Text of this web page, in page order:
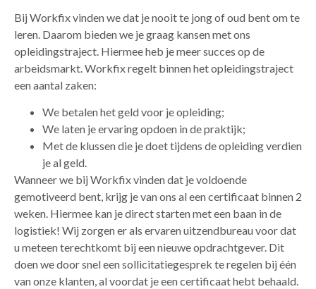
Bij Workfix vinden we dat je nooit te jong of oud bent om te
leren. Daarom bieden we je graag kansen met ons
opleidingstraject. Hiermee heb je meer succes op de
arbeidsmarkt. Workfix regelt binnen het opleidingstraject
een aantal zaken:
We betalen het geld voor je opleiding;
We laten je ervaring opdoen in de praktijk;
Met de klussen die je doet tijdens de opleiding verdien
je al geld.
Wanneer we bij Workfix vinden dat je voldoende
gemotiveerd bent, krijg je van ons al een certificaat binnen 2
weken. Hiermee kan je direct starten met een baan in de
logistiek! Wij zorgen er als ervaren uitzendbureau voor dat
u meteen terechtkomt bij een nieuwe opdrachtgever. Dit
doen we door snel een sollicitatiegesprek te regelen bij één
van onze klanten, al voordat je een certificaat hebt behaald.